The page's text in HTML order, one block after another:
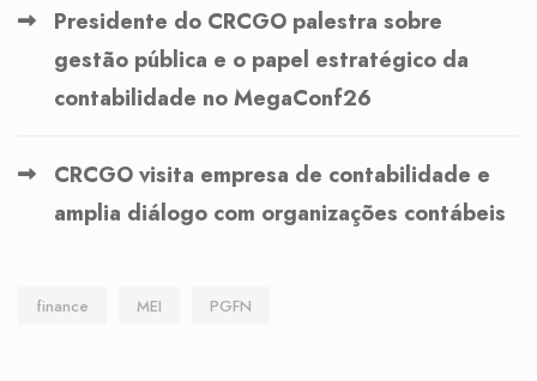
Presidente do CRCGO palestra sobre
gestão pública e o papel estratégico da
contabilidade no MegaConf26
CRCGO visita empresa de contabilidade e
amplia diálogo com organizações contábeis
finance MEI PGFN